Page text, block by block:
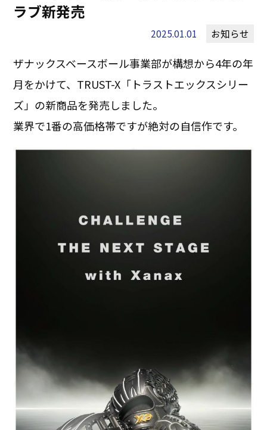
ラブ新発売
2025.01.01 お知らせ
ザナックスベースボール事業部が構想から4年の年
月をかけて、TRUST-X「トラストエックスシリー
ズ」の新商品を発売しました。
業界で1番の高価格帯ですが絶対の自信作です。